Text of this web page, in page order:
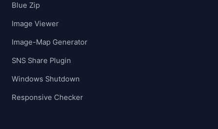
Blue Zip
Image Viewer
Image-Map Generator
SNS Share Plugin
Windows Shutdown
Responsive Checker